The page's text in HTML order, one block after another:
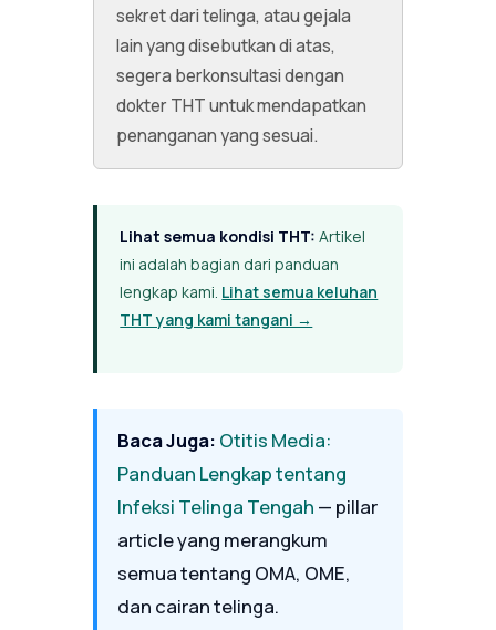
sekret dari telinga, atau gejala
lain yang disebutkan di atas,
segera berkonsultasi dengan
dokter THT untuk mendapatkan
penanganan yang sesuai.
Lihat semua kondisi THT: Artikel
ini adalah bagian dari panduan
lengkap kami. Lihat semua keluhan
THT yang kami tangani →
Baca Juga: Otitis Media:
Panduan Lengkap tentang
Infeksi Telinga Tengah — pillar
article yang merangkum
semua tentang OMA, OME,
dan cairan telinga.